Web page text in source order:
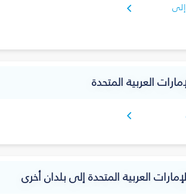
العربية المتحدة
العربية المتحدة إلى بلدان أخرى